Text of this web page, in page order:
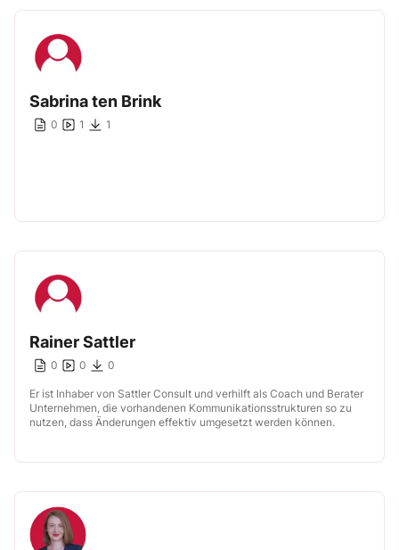
Sabrina ten Brink
0 1 1
Rainer Sattler
0 0 0
Er ist Inhaber von Sattler Consult und verhilft als Coach und Berater
Unternehmen, die vorhandenen Kommunikationsstrukturen so zu
nutzen, dass Änderungen effektiv umgesetzt werden können.